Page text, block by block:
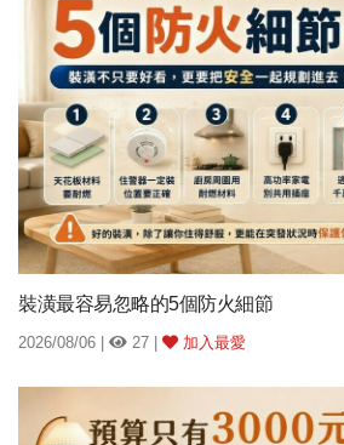
裝潢最容易忽略的5個防火細節
2026/08/06 | 27 | 加入最愛